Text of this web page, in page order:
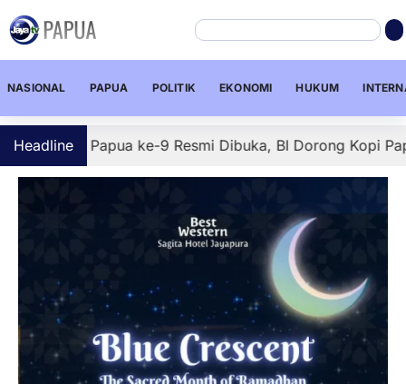
NASIONAL PAPUA POLITIK EKONOMI HUKUM
Headline
Papua ke-9 Resmi Dibuka, BI Dorong Kopi Papua